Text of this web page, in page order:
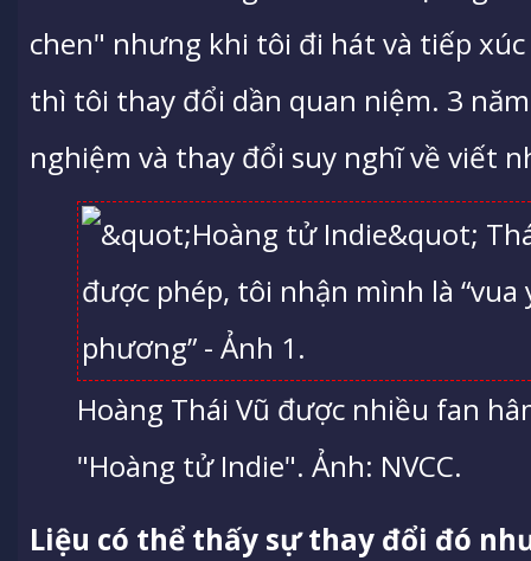
chen" nhưng khi tôi đi hát và tiếp
thì tôi thay đổi dần quan niệm. 3
nghiệm và thay đổi suy nghĩ về viết
Hoàng Thái Vũ được nhiều fan
"Hoàng tử Indie". Ảnh: NVCC.
Liệu có thể thấy sự thay đổi đó